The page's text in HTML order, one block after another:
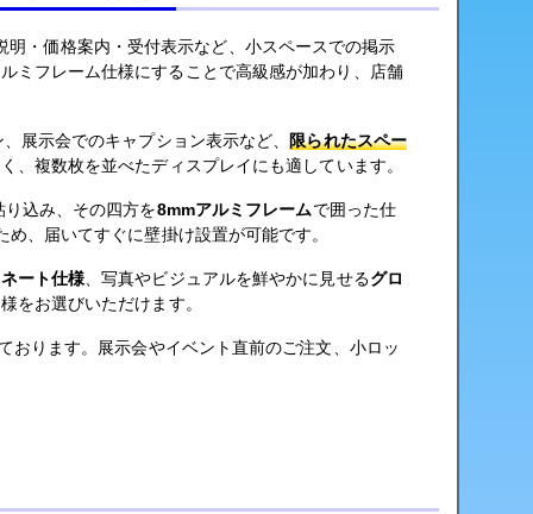
明・価格案内・受付表示など、小スペースでの掲示
ミフレーム仕様にすることで高級感が加わり、店舗
展示会でのキャプション表示など、限られたスペー
、複数枚を並べたディスプレイにも適しています。
り込み、その四方を8mmアルミフレームで囲った仕
め、届いてすぐに壁掛け設置が可能です。
ート仕様 、写真やビジュアルを鮮やかに見せるグロ
をお選びいただけます。
おります。展示会やイベント直前のご注文、小ロッ